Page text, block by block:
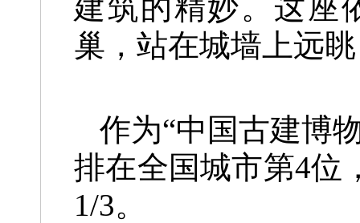
建筑的精妙。这座
巢，站在城墙上远
作为“中国古建博
排在全国城市第4位
1/3。